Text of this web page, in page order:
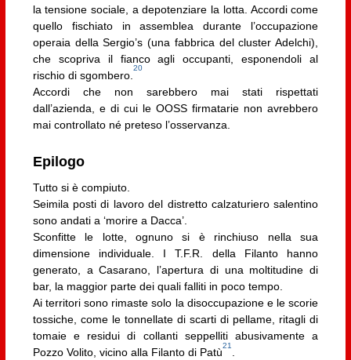
la tensione sociale, a depotenziare la lotta. Accordi come
quello fischiato in assemblea durante l’occupazione
operaia della Sergio’s (una fabbrica del cluster Adelchi),
che scopriva il fianco agli occupanti, esponendoli al
rischio di sgombero.
20
Accordi che non sarebbero mai stati rispettati
dall’azienda, e di cui le OOSS firmatarie non avrebbero
mai controllato né preteso l’osservanza.
Epilogo
Tutto si è compiuto.
Seimila posti di lavoro del distretto calzaturiero salentino
sono andati a ‘morire a Dacca’.
Sconfitte le lotte, ognuno si è rinchiuso nella sua
dimensione individuale. I T.F.R. della Filanto hanno
generato, a Casarano, l’apertura di una moltitudine di
bar, la maggior parte dei quali falliti in poco tempo.
Ai territori sono rimaste solo la disoccupazione e le scorie
tossiche, come le tonnellate di scarti di pellame, ritagli di
tomaie e residui di collanti seppelliti abusivamente a
Pozzo Volito, vicino alla Filanto di Patù
21